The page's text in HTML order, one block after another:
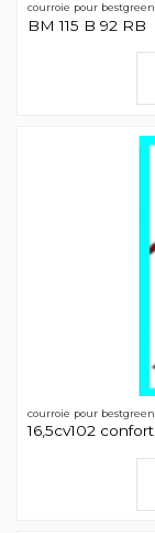
courroie pour bestgreen
BM 115 B 92 RB
courroie pour bestgreen
16,5cv102 confort